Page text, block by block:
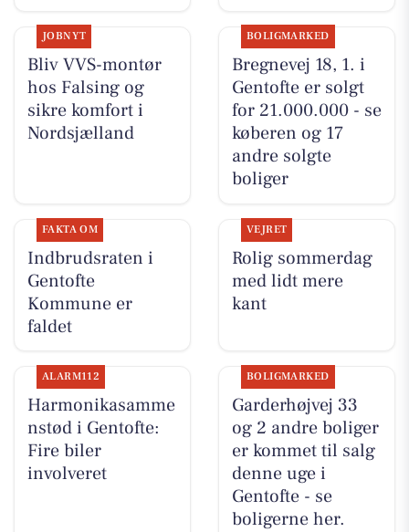
JOBNYT
Bliv VVS-montør
hos Falsing og
sikre komfort i
Nordsjælland
BOLIGMARKED
Bregnevej 18, 1. i
Gentofte er solgt
for 21.000.000 - se
køberen og 17
andre solgte
boliger
FAKTA OM
Indbrudsraten i
Gentofte
Kommune er
faldet
VEJRET
Rolig sommerdag
med lidt mere
kant
ALARM112
Harmonikasamme
nstød i Gentofte:
Fire biler
involveret
BOLIGMARKED
Garderhøjvej 33
og 2 andre boliger
er kommet til salg
denne uge i
Gentofte - se
boligerne her.